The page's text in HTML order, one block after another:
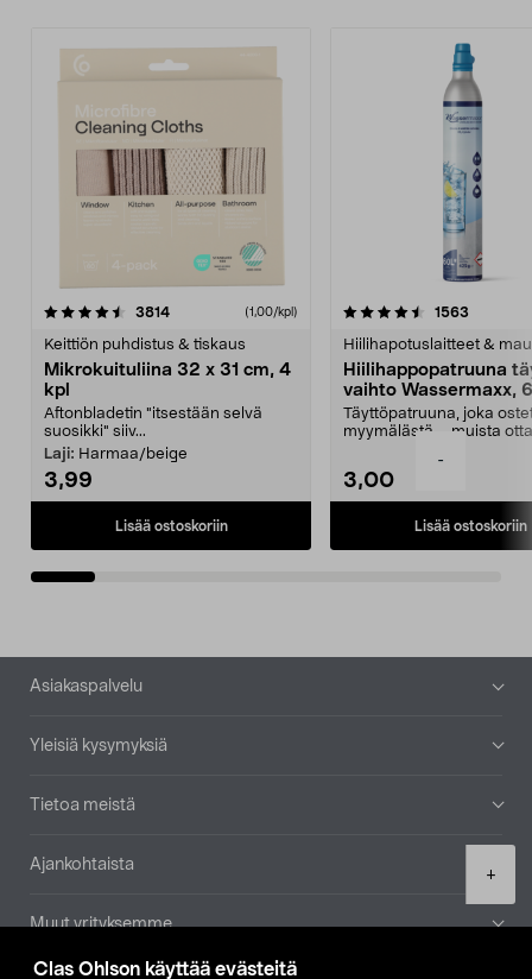
Clas Ohlson käyttää evästeitä
-
+
3814arvostelut (1,00/kpl)
Keittiön puhdistus & tiskaus
Mikrokuituliina 32 x 31 cm, 4
kpl
Aftonbladetin "itsestään selvä
suosikki" siiv...
Laji: Harmaa/beige
3,99
Lisää ostoskoriin
4.5viidestä
1563
Hiilihapotuslaitteet &
Hiilihappopatruuna
vaihto Wassermaxx,
Täyttöpatruuna, joka
myymälästä – muista
3,00
Lisää ostoskoriin
4.5viidestä
Alatunniste
Asiakaspalvelu
Yleisiä kysymyksiä
Tietoa meistä
Ajankohtaista
Muut yrityksemme